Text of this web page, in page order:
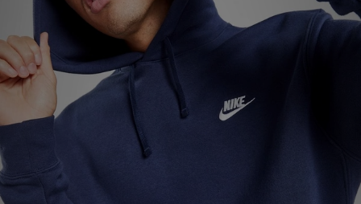
OFFERS
Download de app
Bestelling Traceren